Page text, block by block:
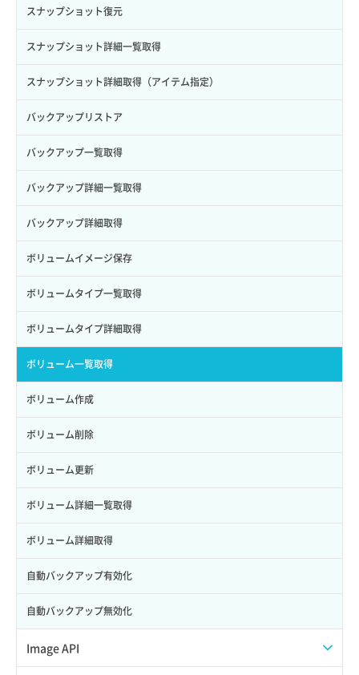
サブユーザーからロールを紐づけ解除
サブユーザーにロールを紐づけ
サブユーザー一覧取得
サブユーザー作成
サブユーザー削除
サブユーザー更新
サブユーザー詳細取得
トークン発行
パーミッション一覧取得
ロールからパーミッションを紐づけ解除
ロールにパーミッションを紐づけ
ロール一覧取得
ロール作成
ロール削除
ロール更新
ロール詳細取得
スナップショット復元
スナップショット詳細一覧取得
スナップショット詳細取得（アイテム指定）
バックアップリストア
バックアップ一覧取得
バックアップ詳細一覧取得
バックアップ詳細取得
ボリュームイメージ保存
ボリュームタイプ一覧取得
ボリュームタイプ詳細取得
ボリューム一覧取得
ボリューム作成
ボリューム削除
ボリューム更新
ボリューム詳細一覧取得
ボリューム詳細取得
自動バックアップ有効化
自動バックアップ無効化
Image API